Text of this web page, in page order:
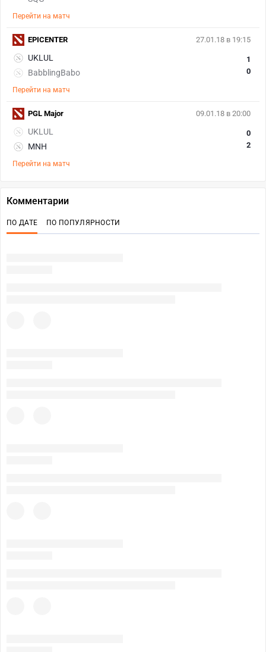
Перейти на матч
27.01.18 в 19:15
UKLUL
BabblingBabo
1
0
Перейти на матч
EPICENTER
09.01.18 в 20:00
UKLUL
MNH
0
2
Перейти на матч
PGL Major
Комментарии
ПО ДАТЕ ПО ПОПУЛЯРНОСТИ